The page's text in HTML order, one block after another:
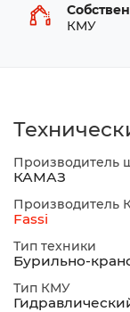
КМУ
Производитель
КАМАЗ
Производитель
Fassi
Тип техники
Бурильно-
Тип КМУ